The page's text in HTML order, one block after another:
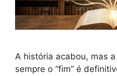
A história acabou, mas
sempre o “fim” é